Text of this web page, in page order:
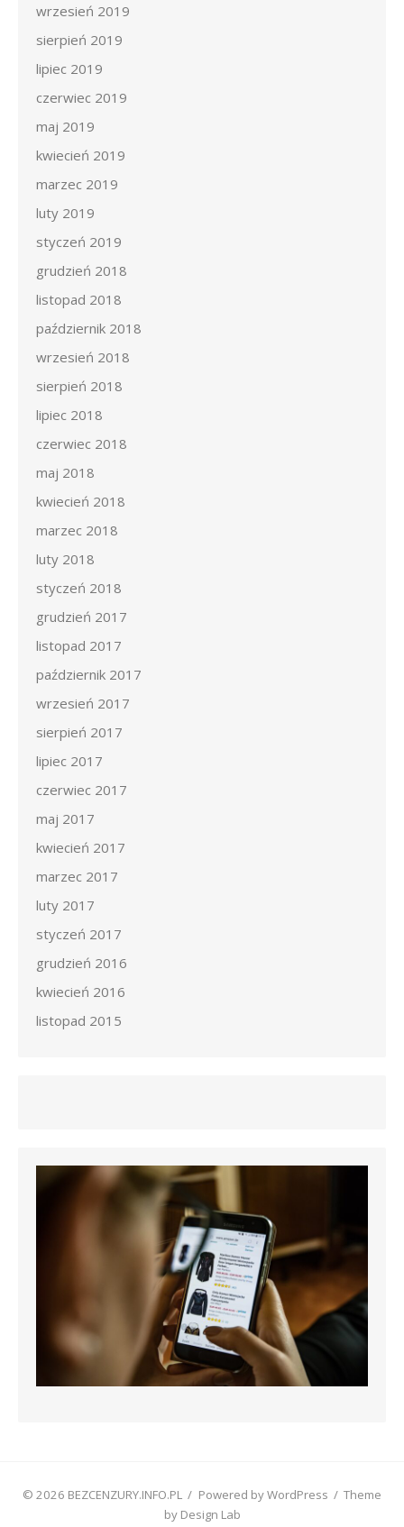
wrzesień 2019
sierpień 2019
lipiec 2019
czerwiec 2019
maj 2019
kwiecień 2019
marzec 2019
luty 2019
styczeń 2019
grudzień 2018
listopad 2018
październik 2018
wrzesień 2018
sierpień 2018
lipiec 2018
czerwiec 2018
maj 2018
kwiecień 2018
marzec 2018
luty 2018
styczeń 2018
grudzień 2017
listopad 2017
październik 2017
wrzesień 2017
sierpień 2017
lipiec 2017
czerwiec 2017
maj 2017
kwiecień 2017
marzec 2017
luty 2017
styczeń 2017
grudzień 2016
kwiecień 2016
listopad 2015
© 2026 BEZCENZURY.INFO.PL / Powered by WordPress / Theme
by Design Lab